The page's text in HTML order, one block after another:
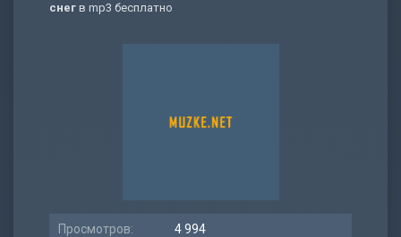
снег в mp3 бесплатно
Просмотров: 4 994